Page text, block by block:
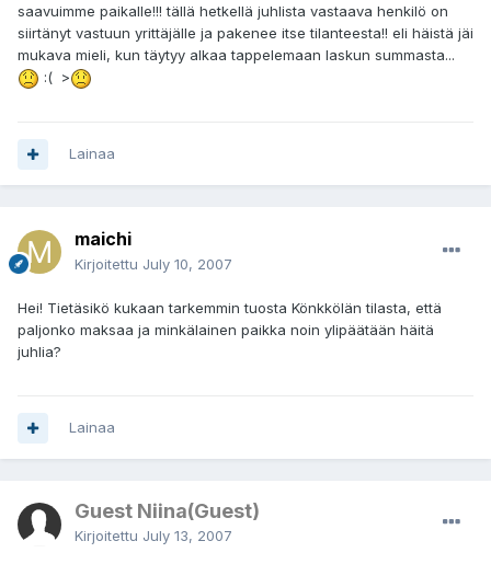
saavuimme paikalle!!! tällä hetkellä juhlista vastaava henkilö on
siirtänyt vastuun yrittäjälle ja pakenee itse tilanteesta!! eli häistä jäi
mukava mieli, kun täytyy alkaa tappelemaan laskun summasta...
:( >
Lainaa
maichi
Kirjoitettu July 10, 2007
Hei! Tietäsikö kukaan tarkemmin tuosta Könkkölän tilasta, että
paljonko maksaa ja minkälainen paikka noin ylipäätään häitä
juhlia?
Lainaa
Guest Niina(Guest)
Kirjoitettu July 13, 2007